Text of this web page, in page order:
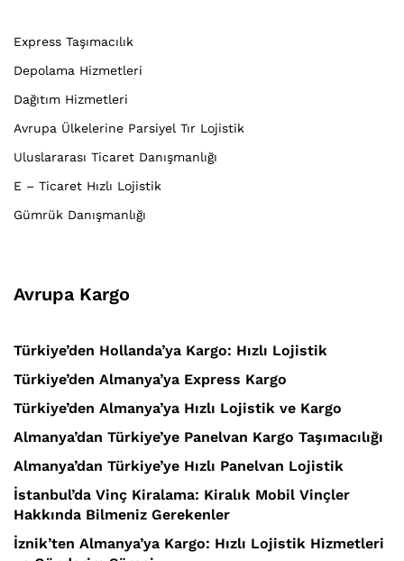
Express Taşımacılık
Depolama Hizmetleri
Dağıtım Hizmetleri
Avrupa Ülkelerine Parsiyel Tır Lojistik
Uluslararası Ticaret Danışmanlığı
E – Ticaret Hızlı Lojistik
Gümrük Danışmanlığı
Avrupa Kargo
Türkiye’den Hollanda’ya Kargo: Hızlı Lojistik
Türkiye’den Almanya’ya Express Kargo
Türkiye’den Almanya’ya Hızlı Lojistik ve Kargo
Almanya’dan Türkiye’ye Panelvan Kargo Taşımacılığı
Almanya’dan Türkiye’ye Hızlı Panelvan Lojistik
İstanbul’da Vinç Kiralama: Kiralık Mobil Vinçler
Hakkında Bilmeniz Gerekenler
İznik’ten Almanya’ya Kargo: Hızlı Lojistik Hizmetleri